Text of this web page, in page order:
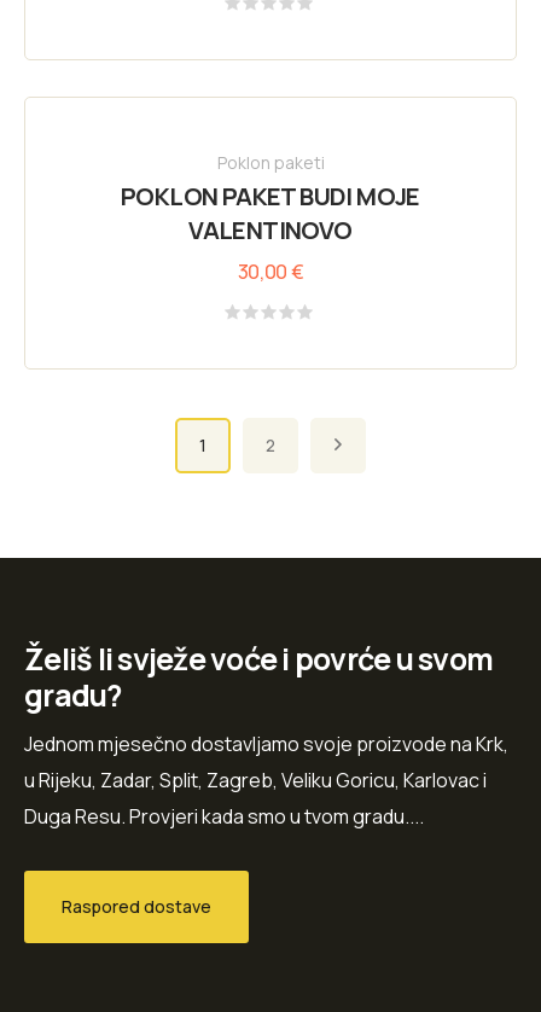
out
5
Poklon paketi
POKLON PAKET BUDI MOJE
VALENTINOVO
30,00€
out
1 2
Želiš li svježe voće i povrće u svom
gradu?
Jednom mjesečno dostavljamo svoje proizvode na Krk,
u Rijeku, Zadar, Split, Zagreb, Veliku Goricu, Karlovac i
Duga Resu. Provjeri kada smo u tvom gradu....
Raspored dostave